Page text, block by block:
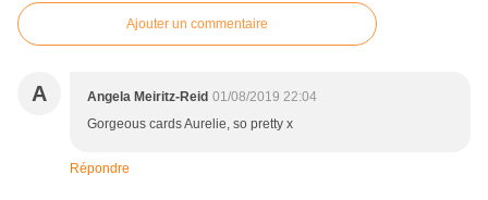
Ajouter un commentaire
A Angela Meiritz-Reid 01/08/2019 22:04
Gorgeous cards Aurelie, so pretty x
Répondre